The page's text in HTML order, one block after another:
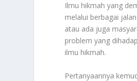
Ilmu hikmah yang
melalui berbagai
atau ada juga
problem yang
ilmu hikmah.
Pertanyaannya